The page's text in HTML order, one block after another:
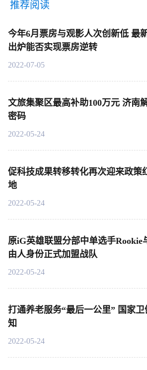
推荐阅读
今年6月票房与观影人次创新低 最
出炉能否实现票房逆转
2022-07-05
文旅集聚区最高补助100万元 济南
密码
2022-05-24
促科技成果转移转化再次迎来政策
地
2022-05-24
原iG英雄联盟分部中单选手Rookie
由人身份正式加盟战队
2022-05-24
打通养老服务“最后一公里” 国家
知
2022-05-24